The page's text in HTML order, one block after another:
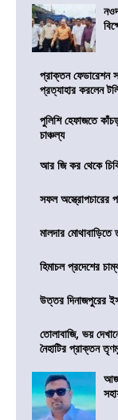
প্রাক্তন ফেডারেশন
প্রত্যাহার করলেন
পুলিশি হেফাজতে
চাঞ্চল্য
আর জি কর থেকে
সফল অস্ত্রোপচারের
মালদার
হিমাচল প্রদেশের
উত্তর দিনাজপুরের
তোলাবাজি, ভয়
নৈহাটির প্রাক্তন
আজ